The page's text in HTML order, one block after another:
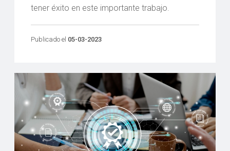
tener éxito en este importante trabajo.
Publicado el 05-03-2023